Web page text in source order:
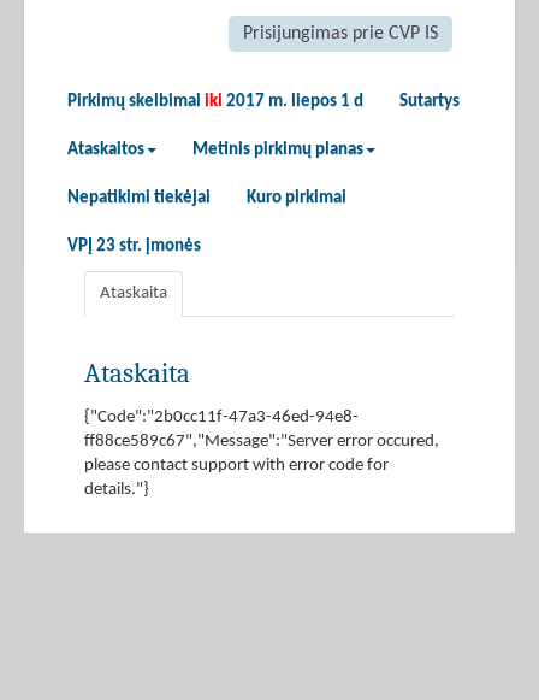
Prisijungimas prie CVP IS
Pirkimų skelbimai iki 2017 m. liepos 1 d Sutartys
Ataskaitos Metinis pirkimų planas
Nepatikimi tiekėjai Kuro pirkimai
VPĮ 23 str. įmonės
Ataskaita
Ataskaita
{"Code":"2b0cc11f-47a3-46ed-94e8-
ff88ce589c67","Message":"Server error occured,
please contact support with error code for
details."}